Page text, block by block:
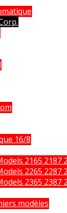
16/8
2165 2187
2265 2287
2365 2387
modèles